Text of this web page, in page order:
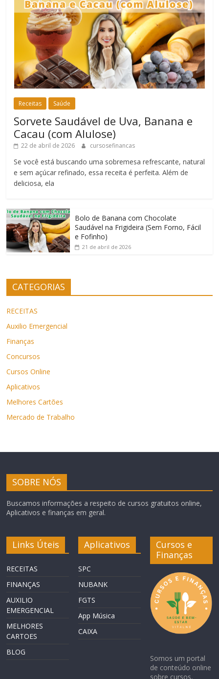
Receitas Saúde
Sorvete Saudável de Uva, Banana e
Cacau (com Alulose)
22 de abril de 2026 cursosefinancas
Se você está buscando uma sobremesa refrescante, natural
e sem açúcar refinado, essa receita é perfeita. Além de
deliciosa, ela
Bolo de Banana com Chocolate
Saudável na Frigideira (Sem Forno, Fácil
e Fofinho)
21 de abril de 2026
CATEGORIAS
RECEITAS
Auxilio Emergencial
Finanças
Concursos
Cursos Online
Aplicativos
Melhores Cartões
Mercado de Trabalho
SOBRE NÓS
Buscamos informações a respeito de cursos gratuitos online,
Aplicativos e finanças em geral.
Links Úteis
RECEITAS
FINANÇAS
AUXILIO
EMERGENCIAL
MELHORES
CARTOES
BLOG
Aplicativos
SPC
NUBANK
FGTS
App Música
CAIXA
Cursos e
Finanças
Somos um portal
de conteúdo online
sobre cursos,